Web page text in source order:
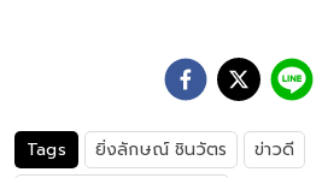
Tags ยิ่งลักษณ์ ชินวัตร
ข่าวดี